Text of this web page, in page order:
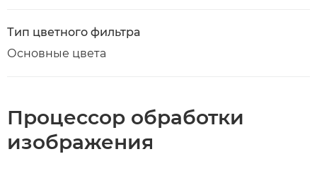
Тип цветного фильтра
Основные цвета
Процессор обработки
изображения